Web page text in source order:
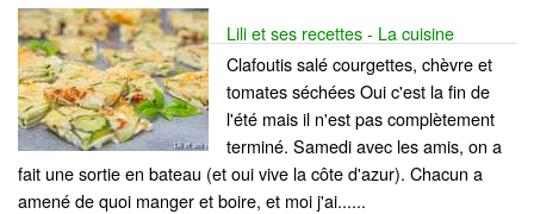
Lili et ses recettes - La cuisine
Clafoutis salé courgettes, chèvre et
tomates séchées Oui c'est la fin de
l'été mais il n'est pas complètement
terminé. Samedi avec les amis, on a
fait une sortie en bateau (et oui vive la côte d'azur). Chacun a
amené de quoi manger et boire, et moi j'ai......